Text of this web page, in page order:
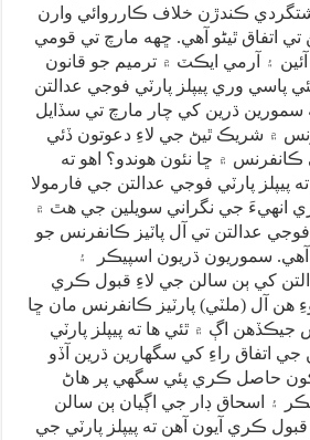
ڪندڙن خلاف ڪارروائي وارن
اتفاق ٿيڻو آهي. ڇهه مارچ تي قومي
۽ آرمي ايڪٽ ۾ ترميم جو قانون
پاسي وري پيپلز پارٽي فوجي عدالتن
سمورين ڌرين کي چار مارچ تي سڏايل
۾ شريڪ ٿيڻ جي لاءِ دعوتون ڏئي
۾ ڇا نئون هوندو؟ اهو ته
پيپلز پارٽي فوجي عدالتن جي فارمولا
انهيءَ جي نگراني سويلين جي هٿ ۾
فوجي عدالتن تي آل پاٽيز ڪانفرنس جو
آهي. سموريون ڌريون اسپيڪر ۽
کي ٻن سالن جي لاءِ قبول ڪري
هن آل (ملٽي) پارٽيز ڪانفرنس مان ڇا
جيڪڏهن اڳ ۾ ٿئي ها ته پيپلز پارٽي
اتفاق راءِ کي سگهارين ڌرين آڏو
حاصل ڪري پئي سگهي پر هاڻ
۽ اسحاق ڊار جي اڳيان ٻن سالن
ڪري آيون آهن ته پيپلز پارٽي جي